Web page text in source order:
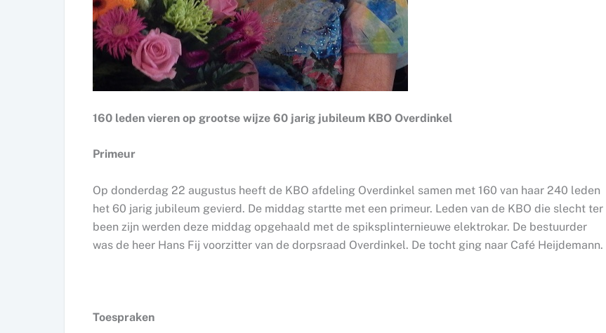
160 leden vieren op grootse wijze 60 jarig jubileum KBO Overdinkel
Primeur
Op donderdag 22 augustus heeft de KBO afdeling Overdinkel samen met 160 van haar 240 leden
het 60 jarig jubileum gevierd. De middag startte met een primeur. Leden van de KBO die slecht ter
been zijn werden deze middag opgehaald met de spiksplinternieuwe elektrokar. De bestuurder
was de heer Hans Fij voorzitter van de dorpsraad Overdinkel. De tocht ging naar Café Heijdemann.
Toespraken